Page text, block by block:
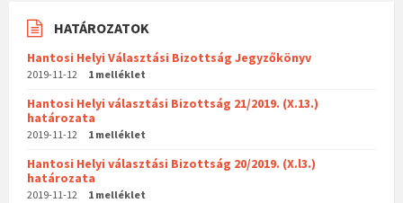
HATÁROZATOK
Hantosi Helyi Választási Bizottság Jegyzőkönyv
2019-11-12 1 melléklet
Hantosi Helyi választási Bizottság 21/2019. (X.13.)
határozata
2019-11-12 1 melléklet
Hantosi Helyi választási Bizottság 20/2019. (X.l3.)
határozata
2019-11-12 1 melléklet